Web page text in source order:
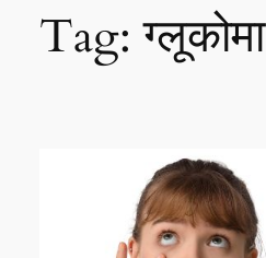
Tag:ग्लूकोमा